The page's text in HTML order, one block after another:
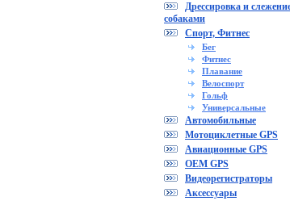
Дрессировка и
собаками
Спорт, Фитнес
Бег
Фитнес
Плавание
Велоспорт
Гольф
Универсальные
Автомобильные
Мотоциклетные GPS
Авиационные GPS
OEM GPS
Видеорегистраторы
Аксессуары